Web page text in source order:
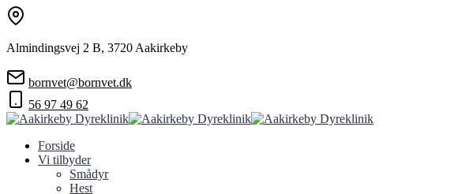
Almindingsvej 2 B, 3720 Aakirkeby
bornvet@bornvet.dk
56 97 49 62
Forside
Vi tilbyder
Smådyr
Hest